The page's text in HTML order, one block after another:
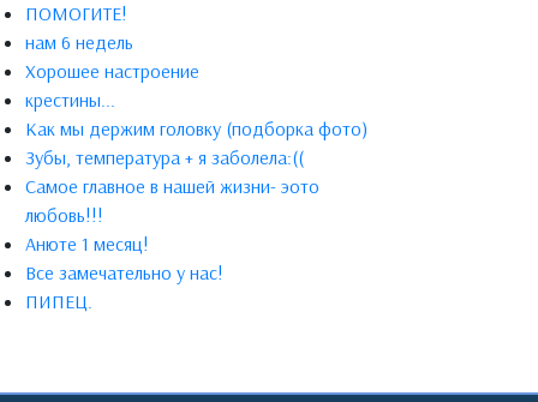
ПОМОГИТЕ!
нам 6 недель
Хорошее настроение
крестины...
Как мы держим головку (подборка фото)
Зубы, температура + я заболела:((
Самое главное в нашей жизни- эото
любовь!!!
Анюте 1 месяц!
Все замечательно у нас!
ПИПЕЦ.